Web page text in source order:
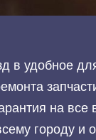
в удобное
на все
городу и